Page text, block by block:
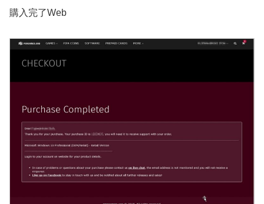
購入完了Web